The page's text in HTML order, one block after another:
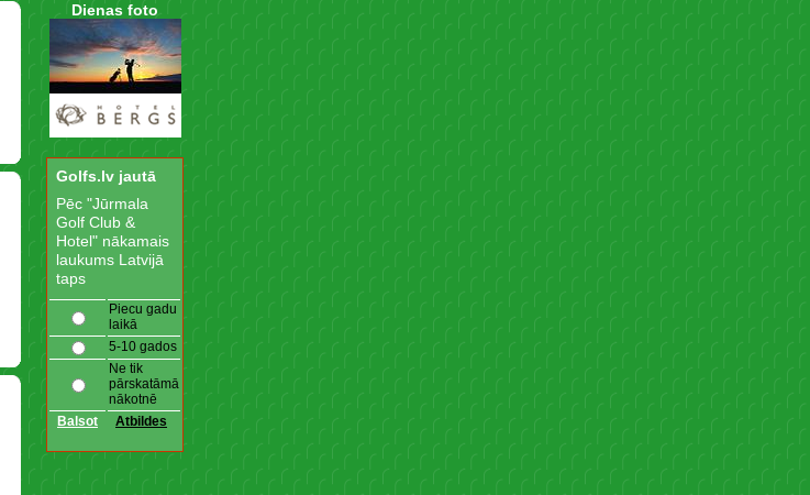
Dienas foto
Golfs.lv jautā
Pēc "Jūrmala
Golf Club &
Hotel" nākamais
laukums Latvijā
taps
Piecu gadu
laikā
5-10 gados
Ne tik
pārskatāmā
nākotnē